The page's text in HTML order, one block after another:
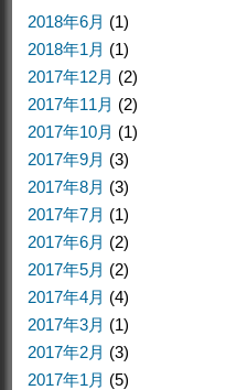
2018年6月 (1)
2018年1月 (1)
2017年12月 (2)
2017年11月 (2)
2017年10月 (1)
2017年9月 (3)
2017年8月 (3)
2017年7月 (1)
2017年6月 (2)
2017年5月 (2)
2017年4月 (4)
2017年3月 (1)
2017年2月 (3)
2017年1月 (5)